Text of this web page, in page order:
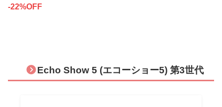
-22%OFF
Echo Show 5 (エコーショー5) 第3世代